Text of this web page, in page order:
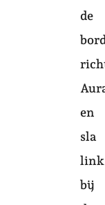
de
en
sla
bij